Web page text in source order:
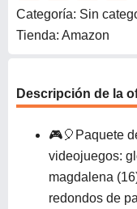
Categoría: Sin
Tienda: Amazon
Descripción de la
🎮🎈Paquete
videojuegos:
magdalena
redondos de